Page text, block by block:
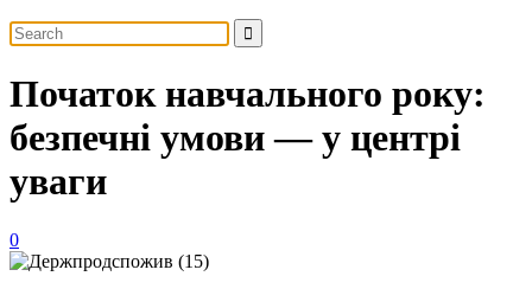
Початок навчального року:
безпечні умови — у центрі
уваги
0